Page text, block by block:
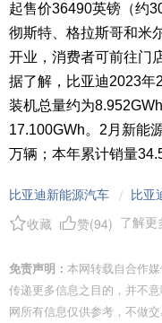
起售价36490英镑（约
彻斯特、格拉斯哥和米
开业，消费者可前往门
据了解，比亚迪2023年
装机总量约为
17.100GWh。2月新能
万辆；本年累计销量
比亚迪新能源汽车 / 比亚
收藏
赞(94) 了解更
免责声明： 本网转载自合作
传递更多信息之目的，并不
网所有信息仅供参考，不做